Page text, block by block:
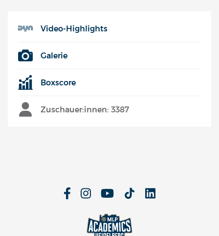
Video-Highlights
Galerie
Boxscore
Zuschauer:innen: 3387